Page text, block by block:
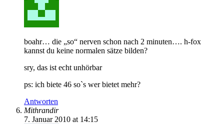
boahr… die „so“ nerven schon nach 2 minuten…. h-fox
kannst du keine normalen sätze bilden?
sry, das ist echt unhörbar
ps: ich biete 46 so`s wer bietet mehr?
Antworten
Mithrandir
7. Januar 2010 at 14:15